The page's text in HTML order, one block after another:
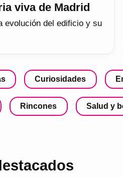
viva de Madrid
evolución del edificio y su
Curiosidades
Rincones Salud y